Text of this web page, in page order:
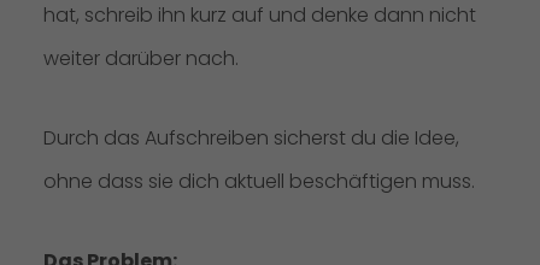
hat, schreib ihn kurz auf und denke dann nicht
weiter darüber nach.
Durch das Aufschreiben sicherst du die Idee,
ohne dass sie dich aktuell beschäftigen muss.